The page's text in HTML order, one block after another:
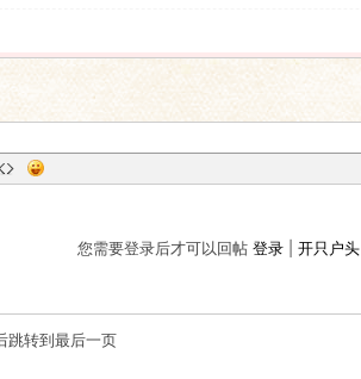
您需要登录后才可以回帖 登录 开只户头
跳转到最后一页